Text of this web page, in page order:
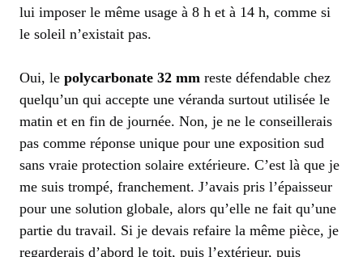
lui imposer le même usage à 8 h et à 14 h, comme si
le soleil n’existait pas.
Oui, le polycarbonate 32 mm reste défendable chez
quelqu’un qui accepte une véranda surtout utilisée le
matin et en fin de journée. Non, je ne le conseillerais
pas comme réponse unique pour une exposition sud
sans vraie protection solaire extérieure. C’est là que je
me suis trompé, franchement. J’avais pris l’épaisseur
pour une solution globale, alors qu’elle ne fait qu’une
partie du travail. Si je devais refaire la même pièce, je
regarderais d’abord le toit, puis l’extérieur, puis